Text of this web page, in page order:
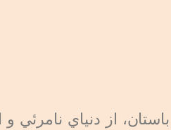
از دنياي نامرئي و